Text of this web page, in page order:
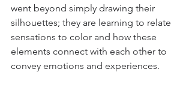
went beyond simply drawing their
silhouettes; they are learning to relate
sensations to color and how these
elements connect with each other to
convey emotions and experiences.